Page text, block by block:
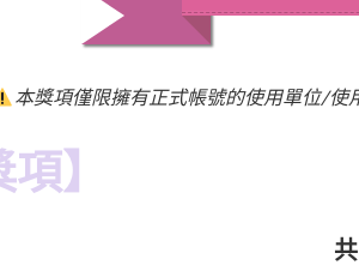
本獎項僅限擁有正式帳號的使用單位/使
】